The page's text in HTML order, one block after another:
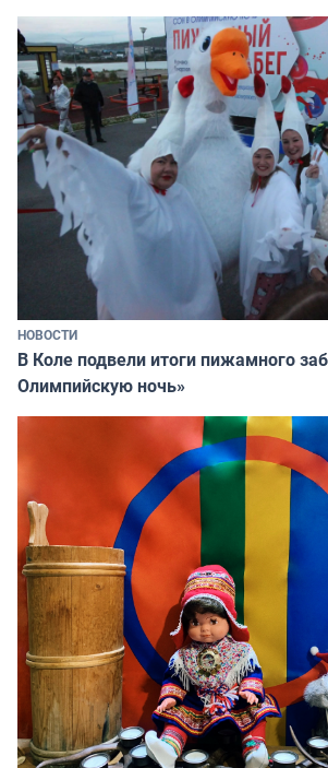
НОВОСТИ
В Коле подвели итоги пижамного
Олимпийскую ночь»